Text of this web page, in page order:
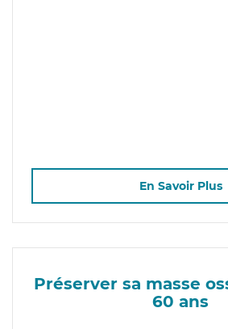
En Savoir Plus
Préserver sa masse
60 ans